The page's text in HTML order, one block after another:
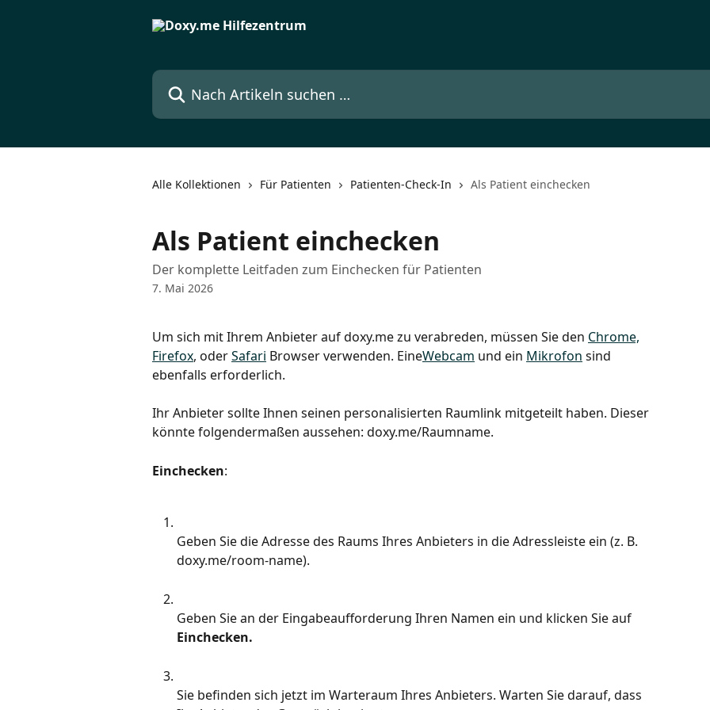
Nach Artikeln suchen …
Alle Kollektionen Für Patienten Patienten-Check-In Als Patient einchecken
Als Patient einchecken
Der komplette Leitfaden zum Einchecken für Patienten
7. Mai 2026
Um sich mit Ihrem Anbieter auf doxy.me zu verabreden, müssen Sie den Chrome,
Firefox, oder Safari Browser verwenden. EineWebcam und ein Mikrofon sind
ebenfalls erforderlich.
Ihr Anbieter sollte Ihnen seinen personalisierten Raumlink mitgeteilt haben. Dieser
könnte folgendermaßen aussehen: doxy.me/Raumname.
Einchecken:
Geben Sie die Adresse des Raums Ihres Anbieters in die Adressleiste ein (z. B.
doxy.me/room-name).
Geben Sie an der Eingabeaufforderung Ihren Namen ein und klicken Sie auf
Einchecken.
Sie befinden sich jetzt im Warteraum Ihres Anbieters. Warten Sie darauf, dass